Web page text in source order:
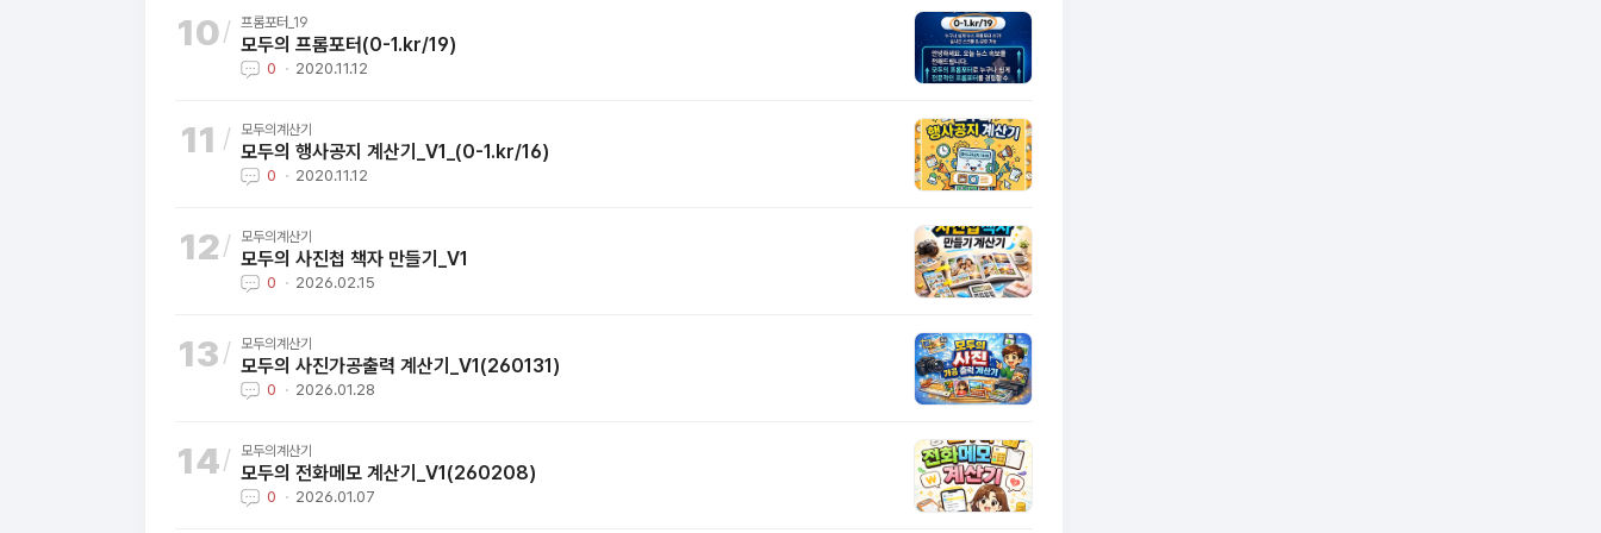
프롬포터_19
모두의 프롬포터(0-1.kr/19)
0 2020.11.12
모두의계산기
모두의 행사공지 계산기_V1_(0-1.kr/16)
0 2020.11.12
모두의계산기
모두의 사진첩 책자 만들기_V1
0 2026.02.15
모두의계산기
모두의 사진가공출력 계산기_V1(260131)
0 2026.01.28
모두의계산기
모두의 전화메모 계산기_V1(260208)
0 2026.01.07